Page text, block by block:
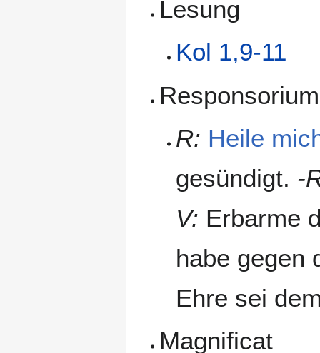
Lesung
Kol 1,9-11
Responsorium
R: Heile
gesündigt. -
V: Erbarme
habe gegen
Ehre sei
Magnificat